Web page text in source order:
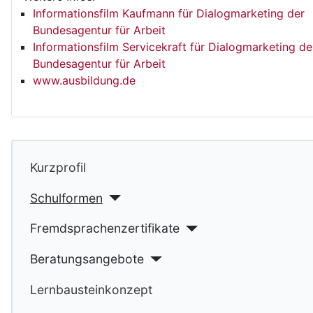
Kurzprofil
Schulformen
Fremdsprachenzertifikate
Beratungsangebote
Lernbausteinkonzept
Informationsfilm Kaufmann für Dialogmarketing der
Bundesagentur für Arbeit
Informationsfilm Servicekraft für Dialogmarketing
Bundesagentur für Arbeit
www.ausbildung.de